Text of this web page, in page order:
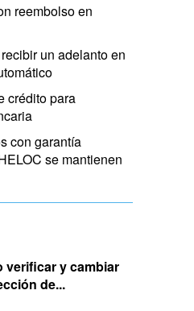
reembolso en
un adelanto en
crédito para
con garantía
se mantienen
verificar y cambiar
de...